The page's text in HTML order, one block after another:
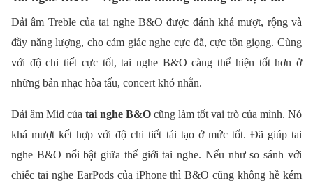
Dải âm Treble của tai nghe B&O được đánh khá mượt, rộng và
đầy năng lượng, cho cảm giác nghe cực đã, cực tôn giọng. Cùng
với độ chi tiết cực tốt, tai nghe B&O càng thể hiện tốt hơn ở
những bản nhạc hòa tấu, concert khó nhằn.
Dải âm Mid của tai nghe B&O cũng làm tốt vai trò của mình. Nó
khá mượt kết hợp với độ chi tiết tái tạo ở mức tốt. Đã giúp tai
nghe B&O nổi bật giữa thế giới tai nghe. Nếu như so sánh với
chiếc tai nghe EarPods của iPhone thì B&O cũng không hề kém